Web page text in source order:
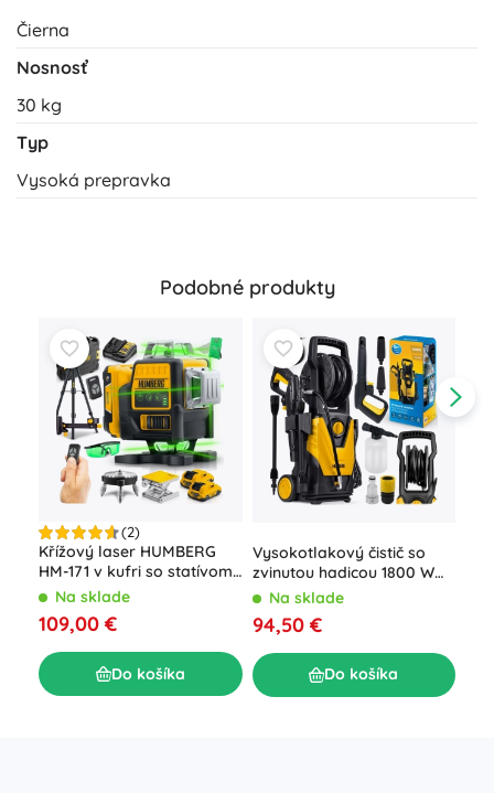
Čierna
Nosnosť
30 kg
Typ
Vysoká prepravka
Podobné produkty
(2)
Křížový laser HUMBERG
HM-171 v kufri so statívom,
4D 16 línií, zelený lúč
Na sklade
109,00 €
Do košíka
Vysokotlakový čistič so
zvinutou hadicou 1800 W
Humberg HM-300, 230
Na sklade
94,50 €
Do košíka